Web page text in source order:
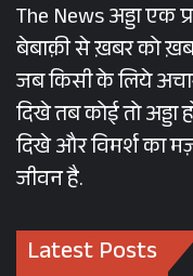
The News अड्डा एक
बेबाक़ी से ख़बर को
जब किसी के लिये
दिखे तब कोई तो अड्डा
दिखे और विमर्श का
जीवन है.
Latest Posts